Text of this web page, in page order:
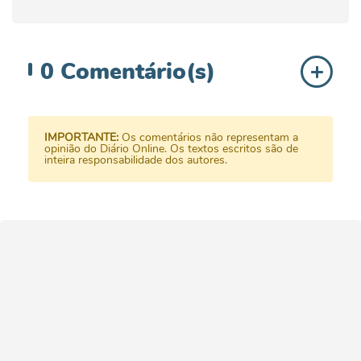
0 Comentário(s)
IMPORTANTE: Os comentários não representam a
opinião do Diário Online. Os textos escritos são de
inteira responsabilidade dos autores.